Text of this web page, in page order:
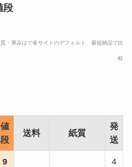
段
・厚みはで各サイトのデフォルト、最短納品で比
較
値
段
送料 紙質
発
送
9
4